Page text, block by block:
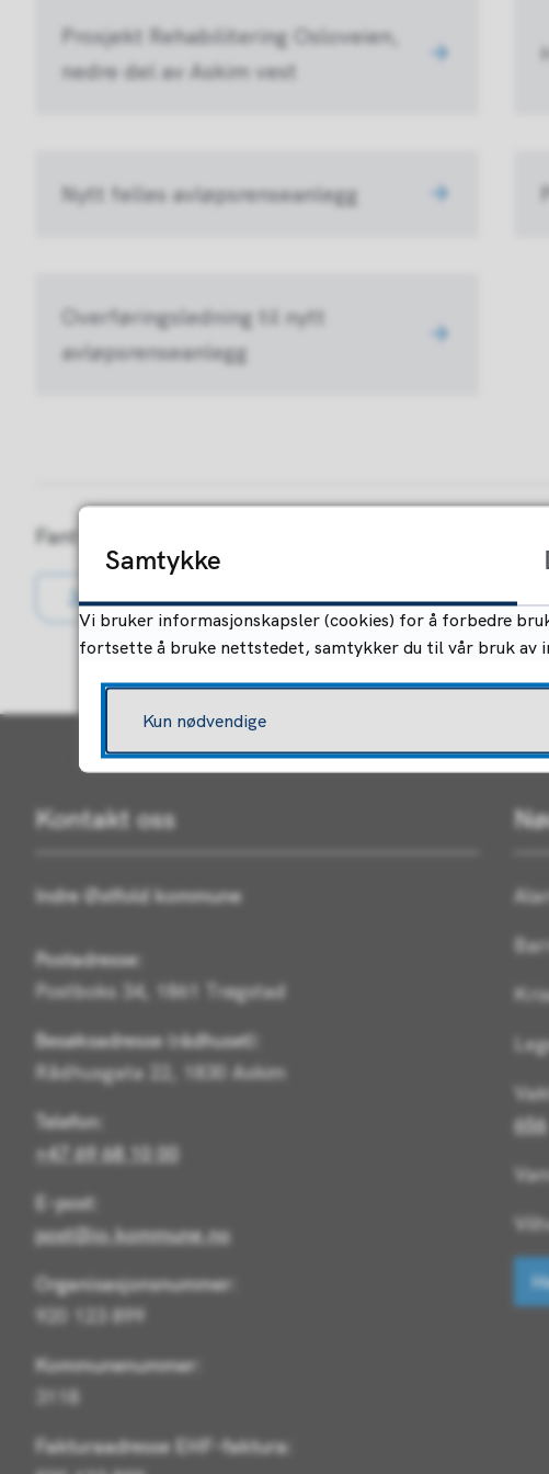
Prosjekt Rehabilitering Osloveien,
nedre del av Askim vest
Nytt felles avløpsrenseanlegg
Overføringsledning til nytt
avløpsrenseanlegg
Fant du det du lette etter?
Ja Nei
Kontakt oss
Indre Østfold kommune
Postadresse:
Postboks 34, 1861 Trøgstad
Besøksadresse (rådhuset):
Rådhusgata 22, 1830 Askim
Telefon:
+47 69 68 10 00
E-post:
post@io.kommune.no
Organisasjonsnummer:
920 123 899
Kommunenummer:
3118
Fakturaadresse EHF-faktura:
656
Samtykke
Vi bruker informasjonskapsler (cookies) for å forbedre
fortsette å bruke nettstedet, samtykker du til vår bruk av
Kun nødvendige